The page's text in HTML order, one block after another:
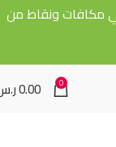
0
0.00
مكافات ونقاط من